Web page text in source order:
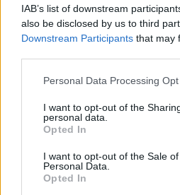
IAB’s list of downstream
also be disclosed by us to third
Downstream Participants that may
Personal Data Processing
I want to opt-out of the
personal data.
Opted In
I want to opt-out of the Sale
Personal Data.
Opted In
POWER TO INSPIRE
ΣΠΙΤΙ JUICY
ΟΡΟΙ ΧΡΗΣΗΣ
ΡΥΘΜΙΣΕΙΣ COOKIES